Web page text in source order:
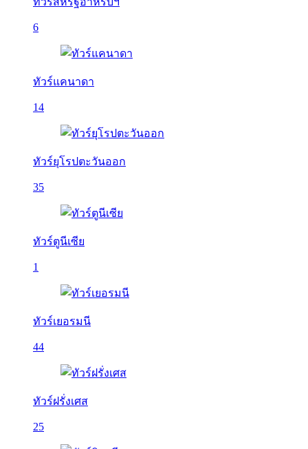
6
ทัวร์แคนาดา
14
ทัวร์ยุโรปตะวันออก
35
ทัวร์ตูนีเซีย
1
ทัวร์เยอรมนี
44
ทัวร์ฝรั่งเศส
25